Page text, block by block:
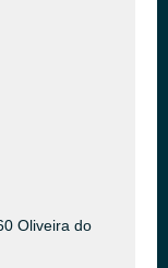
Oliveira do